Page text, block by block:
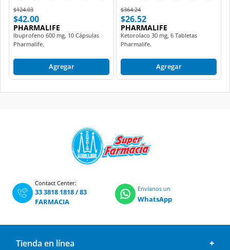
Price reduced from
$124.03to
$42.00
PHARMALIFE
Ibuprofeno 600 mg, 10 Cápsulas
Pharmalife.
Agregar
Price reduced from
$364.24to
$26.52
PHARMALIFE
Ketorolaco 30 mg, 6 Tabletas
Pharmalife.
Agregar
Contact Center:
33 3818 1818/83
FARMACIA
Envíanos un
WhatsApp
Tienda en línea